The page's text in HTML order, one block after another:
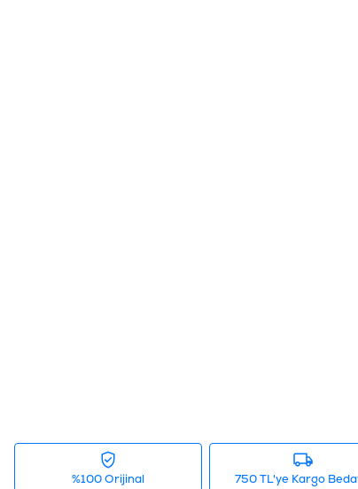
%100 Orijinal 750 TL'ye Kargo